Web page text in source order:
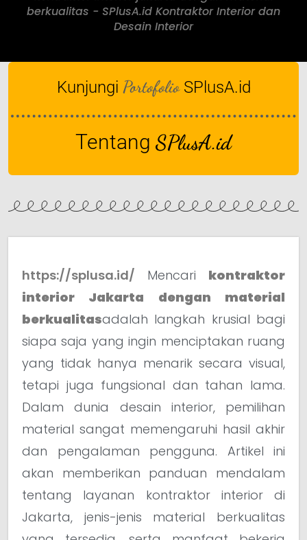
berkualitas - SPlusA.id Kontraktor Interior dan
Desain Interior
Kunjungi Portofolio SPlusA.id
Tentang SPlusA.id
https://splusa.id/ Mencari kontraktor
interior Jakarta dengan material
berkualitasadalah langkah krusial bagi
siapa saja yang ingin menciptakan ruang
yang tidak hanya menarik secara visual,
tetapi juga fungsional dan tahan lama.
Dalam dunia desain interior, pemilihan
material sangat memengaruhi hasil akhir
dan pengalaman pengguna. Artikel ini
akan memberikan panduan mendalam
tentang layanan kontraktor interior di
Jakarta, jenis-jenis material berkualitas